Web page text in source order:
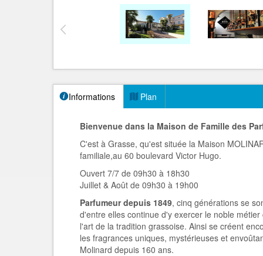
Informations Plan
Bienvenue dans la Maison de Famille des
C'est à Grasse, qu'est située la Maison
familiale,au 60 boulevard Victor Hugo.
Ouvert 7/7 de 09h30 à 18h30
Juillet & Août de 09h30 à 19h00
Parfumeur depuis 1849, cinq générations se
d'entre elles continue d'y exercer le noble
l'art de la tradition grassoise. Ainsi se créent
les fragrances uniques, mystérieuses et
Molinard depuis 160 ans.